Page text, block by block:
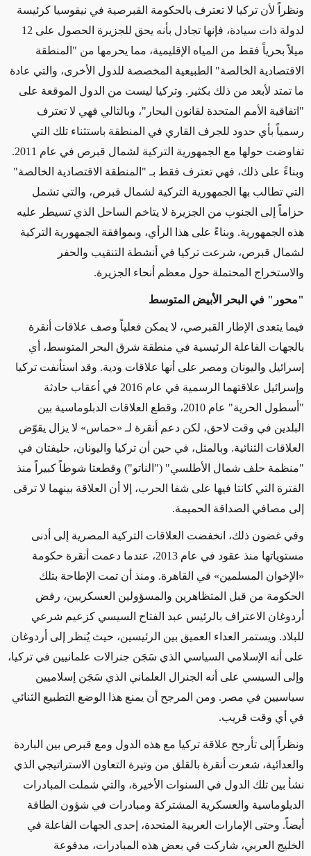
ونظراً لأن تركيا لا تعترف بالحكومة القبرصية في نيقوسيا كرئيسة
لدولة ذات سيادة، فإنها تجادل بأنه يحق للجزيرة الحصول على 12
ميلاً بحرياً فقط من المياه الإقليمية، مما يحرمها من "المنطقة
الاقتصادية الخالصة" الطبيعية المخصصة للدول الأخرى، والتي عادة
ما تمتد لأبعد من ذلك بكثير. وتركيا ليست من الدول الموقعة على
"اتفاقية الأمم المتحدة لقانون البحار"، وبالتالي فهي لا تعترف
رسمياً بأي حدود للجرف القاري في المنطقة باستثناء تلك التي
تفاوضت حولها مع الجمهورية التركية لشمال قبرص في عام 2011.
وبناءً على ذلك، فهي تعترف فقط بـ "المنطقة الاقتصادية الخالصة"
التي تطالب بها الجمهورية التركية لشمال قبرص، والتي تشمل
حزاماً إلى الجنوب من الجزيرة لا يتاخم الساحل الذي تسيطر عليه
هذه الجمهورية. وبناءً على هذا الرأي، وبموافقة الجمهورية التركية
لشمال قبرص، شرعت تركيا في أنشطة التنقيب والحفر
والاستخراج المحتملة حول معظم أنحاء الجزيرة.
"محور" في البحر الأبيض المتوسط
فيما يتعدى الإطار القبرصي، لا يمكن فعلياً وصف علاقات أنقرة
بالجهات الفاعلة الرئيسية في منطقة شرق البحر المتوسط، أي ​​
إسرائيل واليونان ومصر على أنها علاقات ودية. وقد استأنفت تركيا
وإسرائيل علاقتهما الرسمية في عام 2016 في أعقاب حادثة
"أسطول الحرية" عام 2010، وقطع العلاقات الدبلوماسية بين
البلدين في وقت لاحق، لكن دعم أنقرة لـ «حماس» لا يزال يقوّض
العلاقات الثنائية. وبالمثل، في حين أن تركيا واليونان، حليفتان في
"منظمة حلف شمال الأطلسي" ("الناتو") وقطعتا شوطاً كبيراً منذ
الفترة التي كانتا فيها على شفا الحرب، إلا أن العلاقة بينهما لا ترقى
إلى مصافي الصداقة الحميمة.
وفي غضون ذلك، انخفضت العلاقات التركية المصرية إلى أدنى
مستوياتها منذ عقود في عام 2013، عندما دعمت أنقرة حكومة
«الإخوان المسلمين» في القاهرة. ومنذ أن تمت الإطاحة بتلك
الحكومة من قبل المتظاهرين والمسؤولين العسكريين، رفض
أردوغان الاعتراف بالرئيس عبد الفتاح السيسي كزعيم شرعي
للبلاد. ويستمر العداء العميق بين الرئيسين، حيث يُنظر إلى أردوغان
على أنه الإسلامي السياسي الذي سَجَن جنرالات علمانيين في تركيا،
وإلى السيسي على أنه الجنرال العلماني الذي سَجَن إسلاميين
سياسيين في مصر. ومن المرجح أن يمنع هذا الوضع التطبيع الثنائي
في أي وقت قريب.
ونظراً إلى تأرجح علاقة تركيا مع هذه الدول ومع قبرص بين الباردة
والعدائية، شعرت أنقرة بالقلق من وتيرة التعاون الاستراتيجي الذي
نشأ بين تلك الدول في السنوات الأخيرة، والتي شملت المبادرات
الدبلوماسية والعسكرية المشتركة ومبادرات في شؤون الطاقة
أيضاً. وحتى الإمارات العربية المتحدة، إحدى الجهات الفاعلة في
الخليج العربي، شاركت في بعض هذه المبادرات، مدفوعة